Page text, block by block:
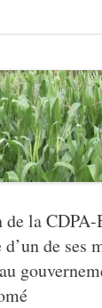
de la
d’un de ses